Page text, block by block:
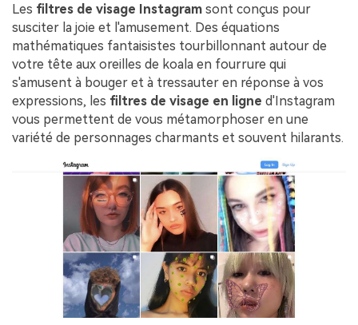
Les filtres de visage Instagram sont conçus pour
susciter la joie et l'amusement. Des équations
mathématiques fantaisistes tourbillonnant autour de
votre tête aux oreilles de koala en fourrure qui
s'amusent à bouger et à tressauter en réponse à vos
expressions, les filtres de visage en ligne d'Instagram
vous permettent de vous métamorphoser en une
variété de personnages charmants et souvent hilarants.